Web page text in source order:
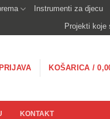
Instrumenti za djecu
Projekti koje
PRIJAVA KOŠARICA /
KONTAKT